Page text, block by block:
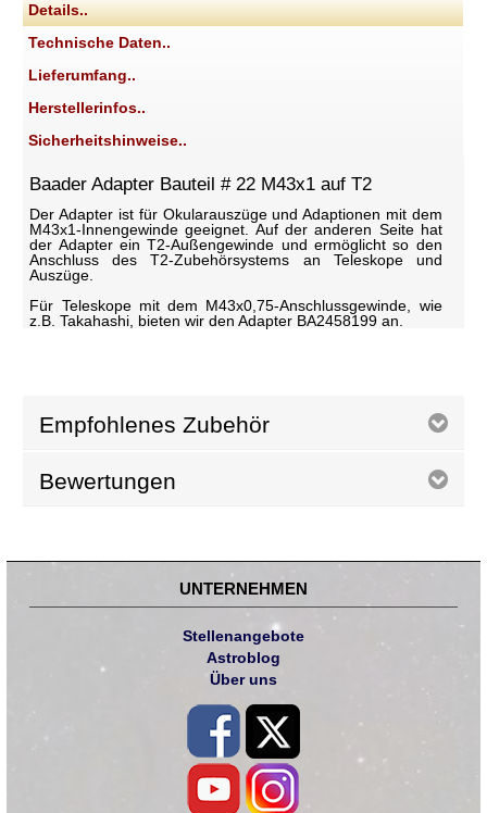
Details..
Technische Daten..
Lieferumfang..
Herstellerinfos..
Sicherheitshinweise..
Baader Adapter Bauteil # 22 M43x1 auf T2
Der Adapter ist für Okularauszüge und Adaptionen mit dem
M43x1-Innengewinde geeignet. Auf der anderen Seite hat
der Adapter ein T2-Außengewinde und ermöglicht so den
Anschluss des T2-Zubehörsystems an Teleskope und
Auszüge.
Für Teleskope mit dem M43x0,75-Anschlussgewinde, wie
z.B. Takahashi, bieten wir den Adapter BA2458199 an.
Empfohlenes Zubehör
Bewertungen
UNTERNEHMEN
Stellenangebote
Astroblog
Über uns